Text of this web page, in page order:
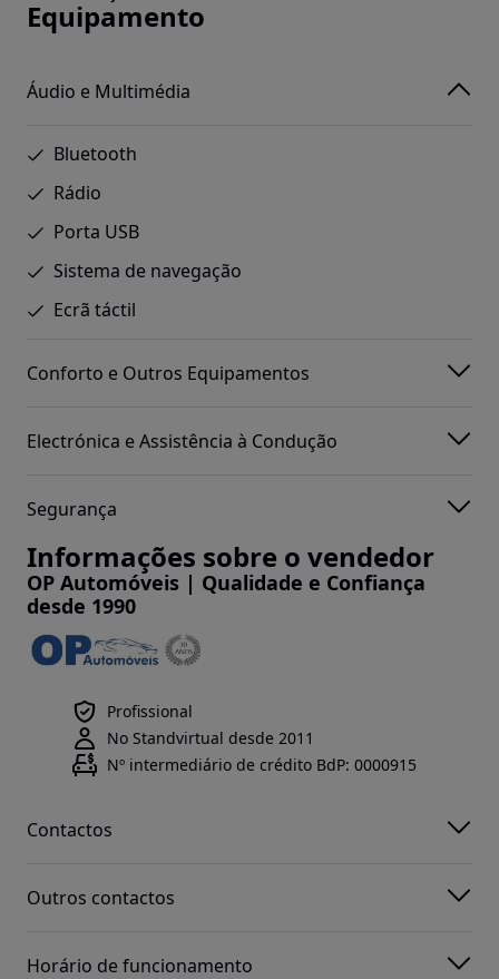
Equipamento
Áudio e Multimédia
Bluetooth
Rádio
Porta USB
Sistema de navegação
Ecrã táctil
Conforto e Outros Equipamentos
Electrónica e Assistência à Condução
Segurança
Informações sobre o vendedor
OP Automóveis | Qualidade e Confiança
desde 1990
Profissional
No Standvirtual desde 2011
Nº intermediário de crédito BdP: 0000915
Contactos
Outros contactos
Horário de funcionamento